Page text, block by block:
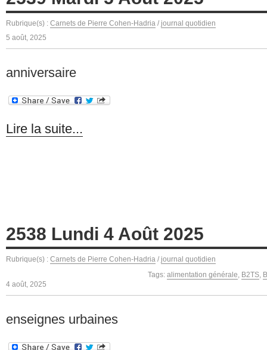
Rubrique(s) : Carnets de Pierre Cohen-Hadria / journal quotidien
5 août, 2025
anniversaire
Lire la suite...
2538 Lundi 4 Août 2025
Rubrique(s) : Carnets de Pierre Cohen-Hadria / journal quotidien
Tags: alimentation générale, B2TS,
4 août, 2025
enseignes urbaines